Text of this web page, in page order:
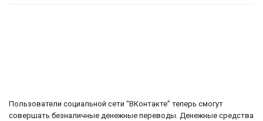
Пользователи социальной сети “ВКонтакте” теперь смогут
совершать безналичные денежные переводы. Денежные средства